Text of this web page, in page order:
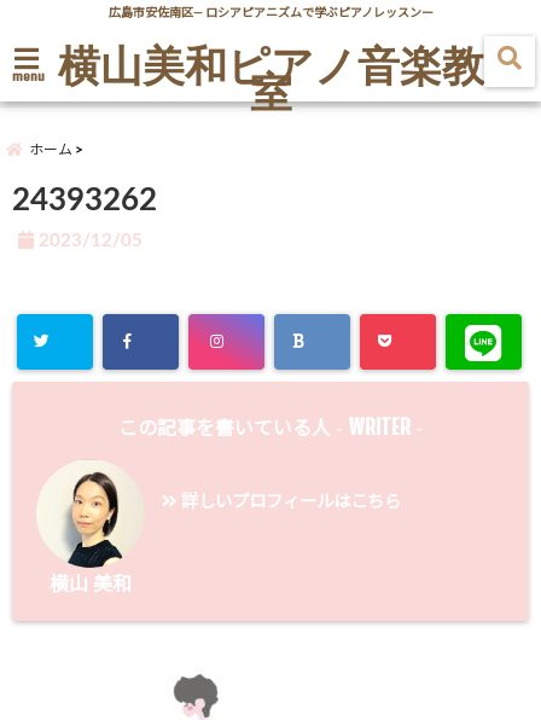
広島市安佐南区― ロシアピアニズムで学ぶピアノレッスンー
menu 横山美和ピアノ音楽教
室
ホーム
24393262
2023/12/05
この記事を書いている人 - WRITER -
横山 美和
詳しいプロフィールはこちら